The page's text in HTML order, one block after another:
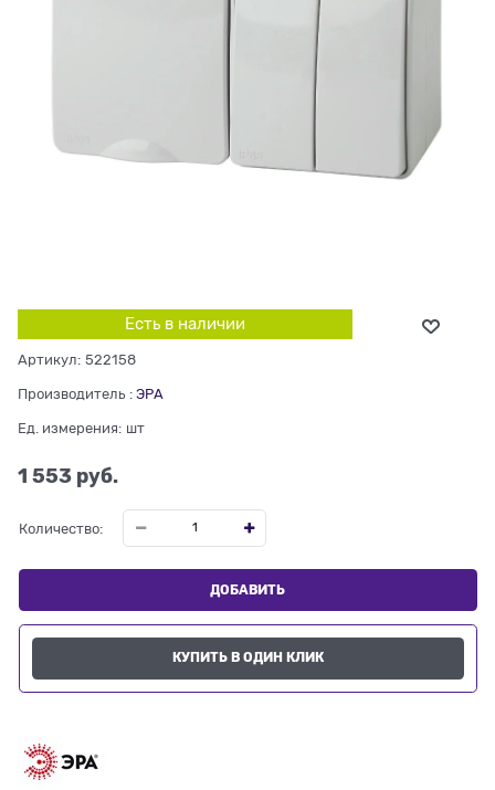
Есть в наличии
Артикул: 522158
Производитель : ЭРА
Ед. измерения: шт
1 553 руб.
Количество:
ДОБАВИТЬ
КУПИТЬ В ОДИН КЛИК